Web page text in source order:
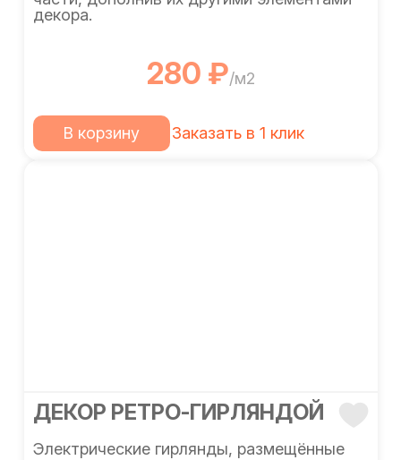
декора.
280 ₽/м2
В корзину Заказать в 1 клик
ДЕКОР РЕТРО-ГИРЛЯНДОЙ
Электрические гирлянды, размещённые